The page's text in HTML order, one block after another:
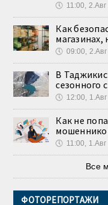
🕔 11:00,
Как
магазинах,
🕔 09:00,
В
сезонного
🕔 12:00,
Как не
🕔 11:00,
Все
ФОТОРЕПОРТАЖИ